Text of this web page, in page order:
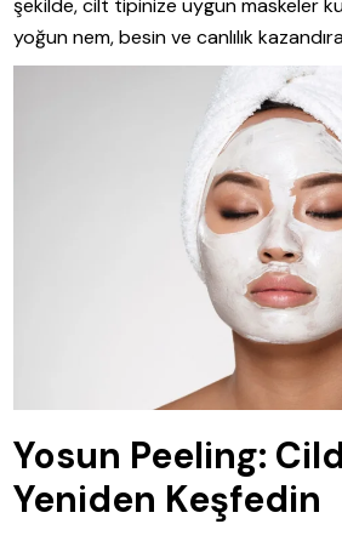
şekilde, cilt tipinize uygun maskeler
yoğun nem, besin ve canlılık
Yosun Peeling:
Yeniden Keşfedin